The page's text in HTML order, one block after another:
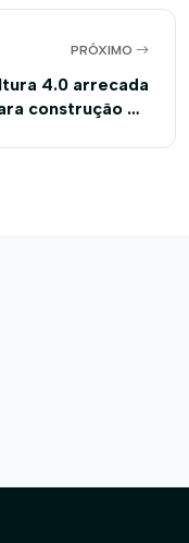
PRÓXIMO
4.0 arrecada
construção do